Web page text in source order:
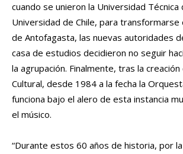
cuando se unieron la Universidad Técnica
Universidad de Chile, para transformarse
de Antofagasta, las nuevas autoridades
casa de estudios decidieron no seguir
la agrupación. Finalmente, tras la
Cultural, desde 1984 a la fecha la
funciona bajo el alero de esta instancia
el músico.
“Durante estos 60 años de historia, por